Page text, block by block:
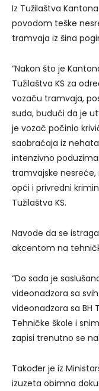
Iz Tužilaštva
povodom teške
tramvaja iz šina
“Nakon što je
Tužilaštva KS za
vozaču tramvaja,
suda, budući da je
je vozač počinio
saobraćaja iz
intenzivno
tramvajske
opći i privredni
Tužilaštva KS.
Navode da se
akcentom na
“Do sada je
videonadzora sa
videonadzora sa BH
Tehničke škole i
zapisi trenutno se
Također je iz
izuzeta obimna